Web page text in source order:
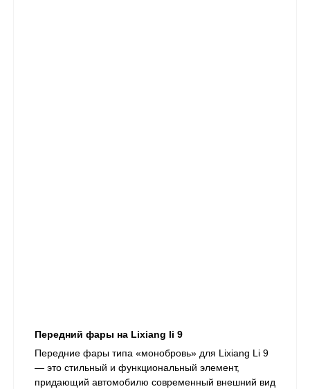
Передний фары на Lixiang li 9
Передние фары типа «монобровь» для Lixiang Li 9
— это стильный и функциональный элемент,
придающий автомобилю современный внешний вид